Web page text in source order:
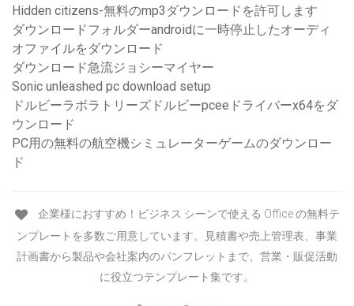
Hidden citizens-無料のmp3ダウンロードを許可します
ダウンロードフォルダーandroidに一時停止したオーディ
オファイルをダウンロード
ダウンロード急流ジョシーマイヤー
Sonic unleashed pc download setup
ドルビーラボラトリーズドルビーpceeドライバーx64をダ
ウンロード
PC用の無料の航空機シミュレーターゲームのダウンロー
ド
企業様におすすめ！ビジネス シーンで使える Office の無料テ
ンプレートを多数ご用意しています。見積書や売上管理表、事業
計画書から製品や会社案内のパンフレットまで、営業・販促活動
に役立つテンプレート集です。